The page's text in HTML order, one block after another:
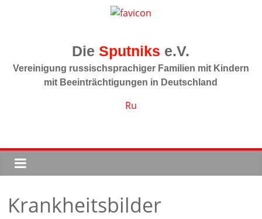
Sputniks
Vereinigung russischsprachiger Familien mit Kindern
mit Beeinträchtigungen in Deutschland
Ru
Krankheitsbilder